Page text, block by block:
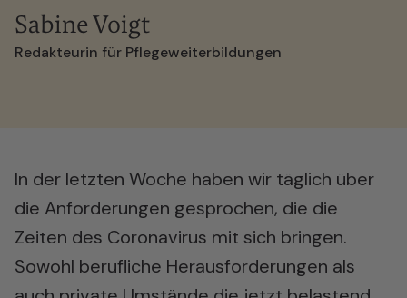
Sabine Voigt
Redakteurin für Pflegeweiterbildungen
In der letzten Woche haben wir täglich über
die Anforderungen gesprochen, die die
Zeiten des Coronavirus mit sich bringen.
Sowohl berufliche Herausforderungen als